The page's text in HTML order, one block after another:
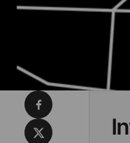
Condividi su
Condividi su X